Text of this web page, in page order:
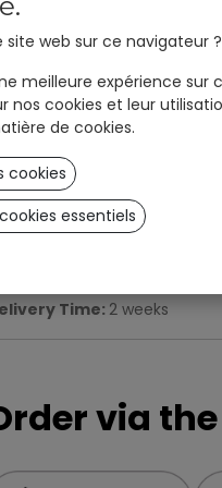
:Satiné
:Aimants & C-Clamp
Time: 2 weeks
via
(B2C)
web sur ce navigateur ?
meilleure expérience sur
nos cookies et leur
de cookies.
cookies
essentiels